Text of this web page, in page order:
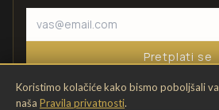
Koristimo kolačiće kako bismo poboljšali
naša Pravila privatnosti.
Pretplati se